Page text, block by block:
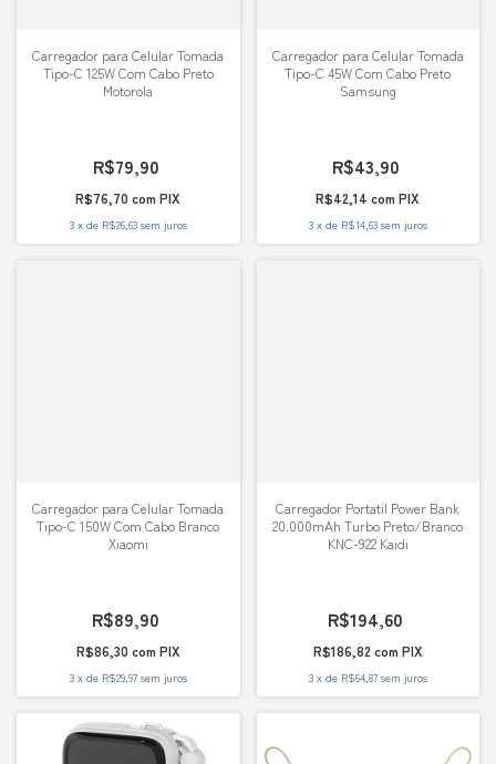
Carregador para Celular Tomada
Tipo-C 125W Com Cabo Preto
Motorola
R$79,90
R$76,70com PIX
3 x de R$26,63 sem juros
Carregador para Celular Tomada
Tipo-C 45W Com Cabo Preto
Samsung
R$43,90
R$42,14com PIX
3 x de R$14,63 sem juros
Carregador para Celular Tomada
Tipo-C 150W Com Cabo Branco
Xiaomi
R$89,90
R$86,30 com PIX
3 x de R$29,97 sem juros
Carregador Portatil Power Bank
20.000mAh Turbo Preto/Branco
KNC-922 Kaidi
R$194,60
R$186,82 com PIX
3 x de R$64,87 sem juros